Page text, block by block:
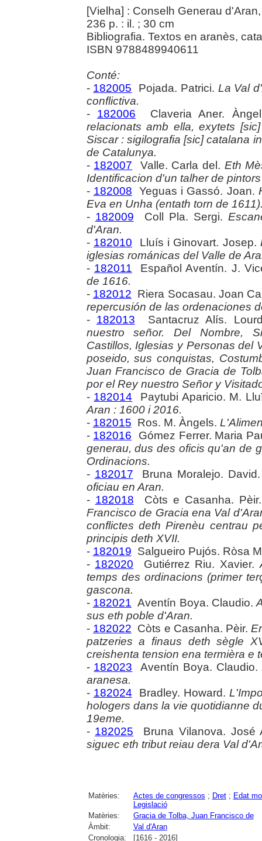
[Vielha] : Conselh Generau
236 p. : il. ; 30 cm
Bibliografia. Textos en aranès,
ISBN 9788489940611
Conté:
- 182005 Pojada. Patrici. La Val
conflictiva.
- 182006 Claveria Aner.
relacionats amb ella, exytets
Siscar : sigilografia [sic] catalana
de Catalunya.
- 182007 Valle. Carla del. Eth
Identificacion d'un talher de
- 182008 Yeguas i Gassó. Joan.
Eva en Unha (entath torn de
- 182009 Coll Pla. Sergi.
d'Aran.
- 182010 Lluís i Ginovart. Josep.
iglesias románicas del Valle de
- 182011 Español Aventín. J.
de 1616.
- 182012 Riera Socasau. Joan
repercusión de las ordenaciones
- 182013 Santacruz Alís.
nuestro señor. Del Nombre,
Castillos, Iglesias y Personas del
poseido, sus conquistas,
Juan Francisco de Gracia de
por el Rey nuestro Señor y
- 182014 Paytubi Aparicio. M.
Aran : 1600 i 2016.
- 182015 Ros. M. Àngels.
- 182016 Gómez Ferrer. Maria
generau, dus des oficis qu'an de
Ordinacions.
- 182017 Bruna Moralejo.
oficiau en Aran.
- 182018 Còts e Casanha.
Francisco de Gracia ena Val
conflictes deth Pirenèu centrau
principis deth XVII.
- 182019 Salgueiro Pujós. Ròsa
- 182020 Gutiérrez Riu. Xavier.
temps des ordinacions (primer
gascona.
- 182021 Aventín Boya. Claudio.
sus eth poble d'Aran.
- 182022 Còts e Casanha. Pèir.
patzeries a finaus deth sègle
creishenta tension ena termièra e
- 182023 Aventín Boya. Claudio.
aranesa.
- 182024 Bradley. Howard.
hologers dans la vie quotidianne
19eme.
- 182025 Bruna Vilanova. José
siguec eth tribut reiau dera Val
Matèries: Actes de congressos ; Dret; Edat
Legislació
Matèries:
Gracia de Tolba, Juan Francisco de
Àmbit:
Val d'Aran
Cronologia:
[1616 - 2016]